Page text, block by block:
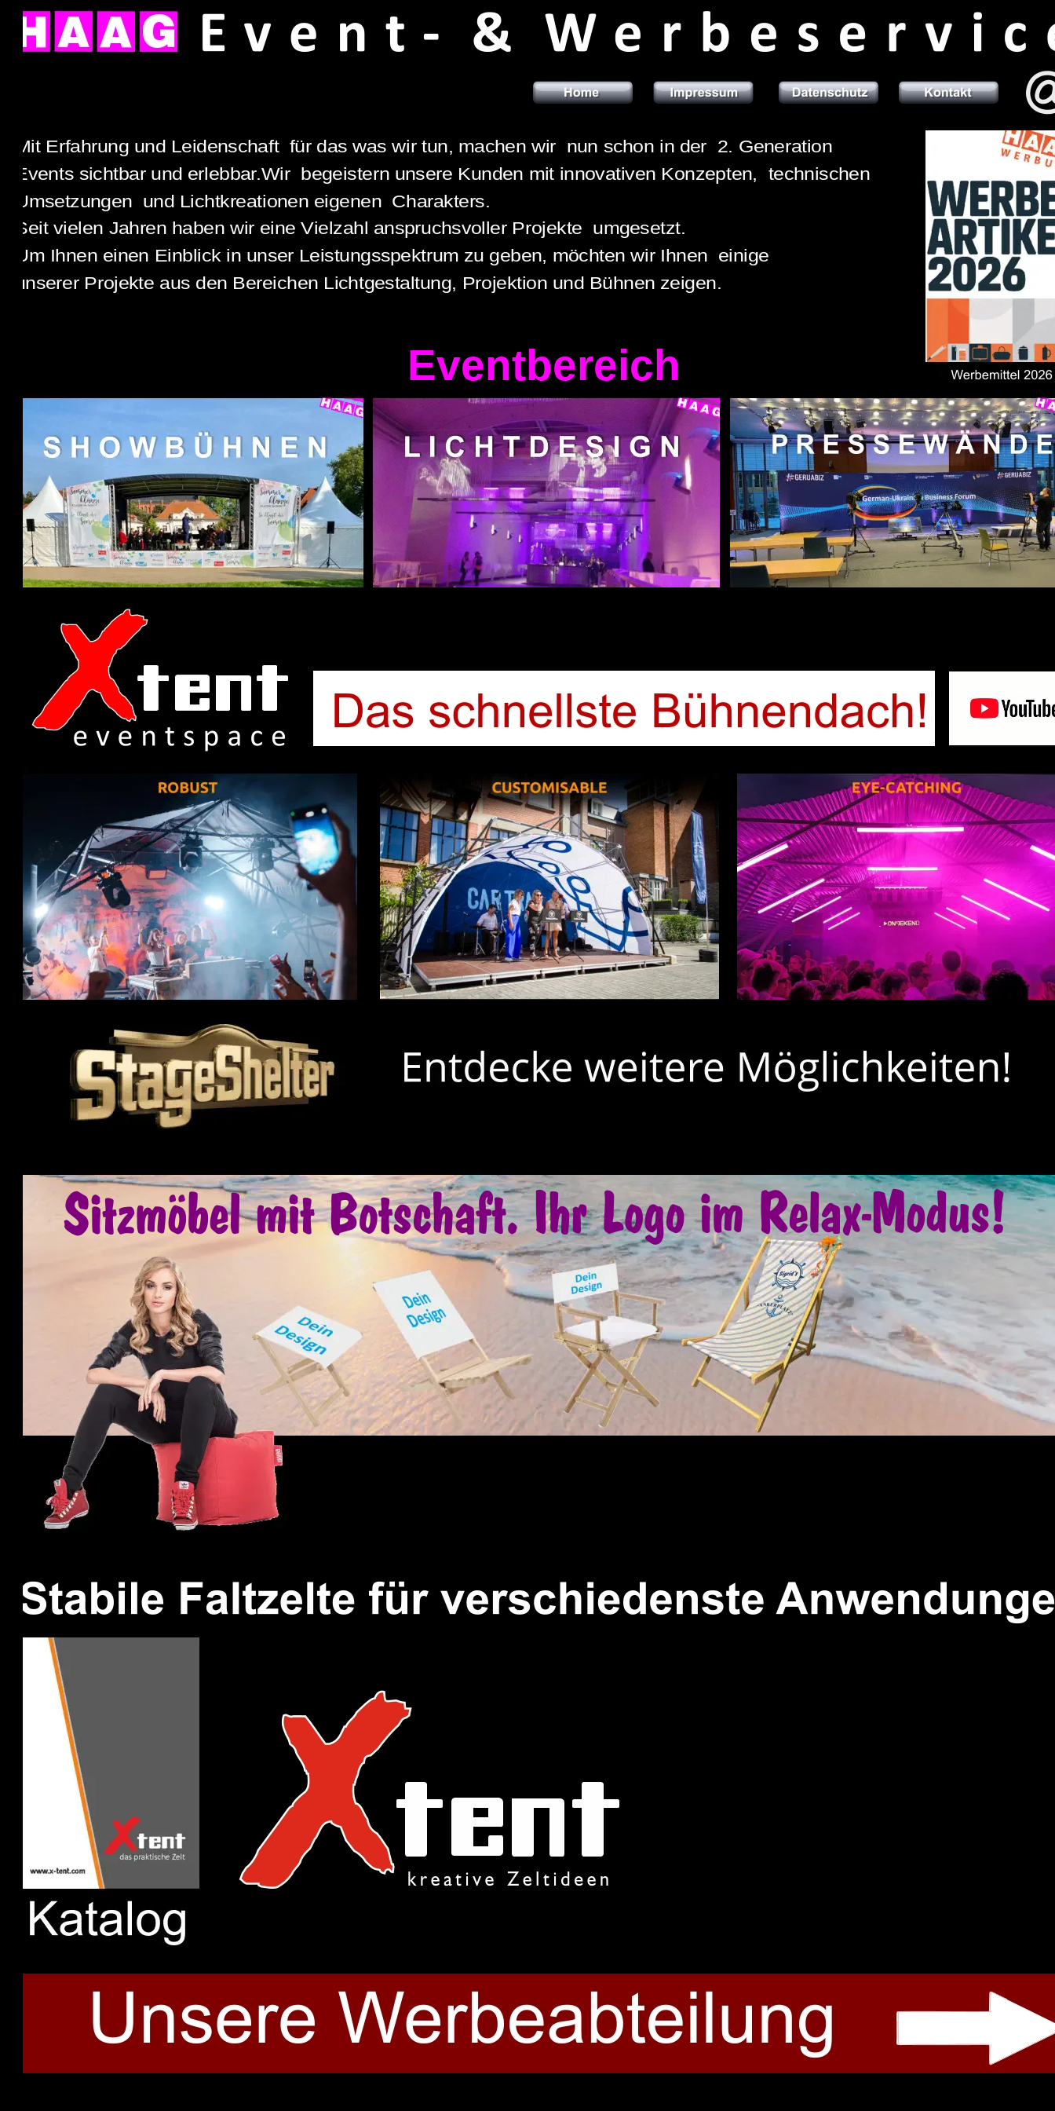
Erfahrung und Leidenschaft  für das was wir tun, machen wir  nun schon in der  2. Generation
sichtbar und erlebbar.Wir  begeistern unsere Kunden mit innovativen Konzepten,  technischen
und Lichtkreationen eigenen  Charakters.
vielen Jahren haben wir eine Vielzahl anspruchsvoller Projekte  umgesetzt.
Ihnen einen Einblick in unser Leistungsspektrum zu geben, möchten wir Ihnen  einige
Projekte aus den Bereichen Lichtgestaltung, Projektion und Bühnen zeigen.
Eventbereich